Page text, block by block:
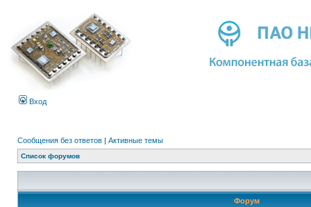
Вход
Сообщения без ответов | Активные темы
Список форумов
Форум